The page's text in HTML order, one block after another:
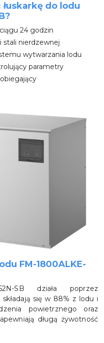
do lodu
24 godzin
stali nierdzewnej
wytwarzania lodu
parametry
FM-1800ALKE-
SB działa poprzez
się w 88% z lodu i
powietrznego oraz
długą żywotność